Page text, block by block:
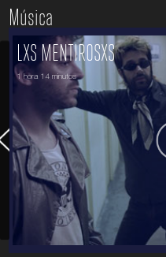
Música
LXS MENTIROSXS
1 hora 14 minutos